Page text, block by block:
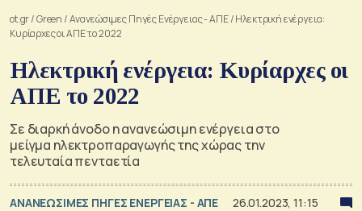
ot.gr/Green /Ανανεώσιμες Πηγές Ενέργειας - ΑΠΕ/Ηλεκτρική ενέργεια:
Κυρίαρχες οι ΑΠΕ το 2022
Ηλεκτρική ενέργεια: Κυρίαρχες οι
ΑΠΕ το 2022
Σε διαρκή άνοδο η ανανεώσιμη ενέργεια στο
μείγμα ηλεκτροπαραγωγής της χώρας την
τελευταία πενταετία
ΑΝΑΝΕΩΣΙΜΕΣ ΠΗΓΕΣ ΕΝΕΡΓΕΙΑΣ - ΑΠΕ 26.01.2023, 11:15